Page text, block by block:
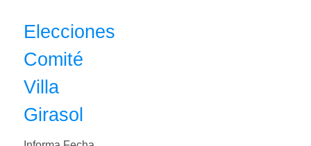
Elecciones
Comité
Villa
Girasol